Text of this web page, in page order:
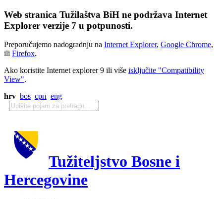
Web stranica Tužilaštva BiH ne podržava Internet
Explorer verzije 7 u potpunosti.
Preporučujemo nadogradnju na Internet Explorer, Google Chrome,
ili Firefox.
Ako koristite Internet explorer 9 ili više isključite "Compatibility
View".
hrv bos срп eng
Tužiteljstvo Bosne i
Hercegovine